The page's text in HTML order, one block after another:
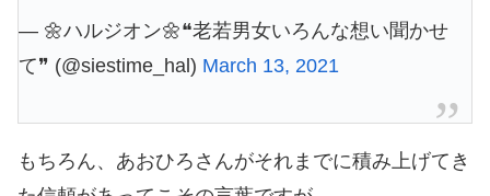
— 🌼ハルジオン🌼❝老若男女いろんな想い聞かせ
て❞ (@siestime_hal) March 13, 2021
もちろん、あおひろさんがそれまでに積み上げてき